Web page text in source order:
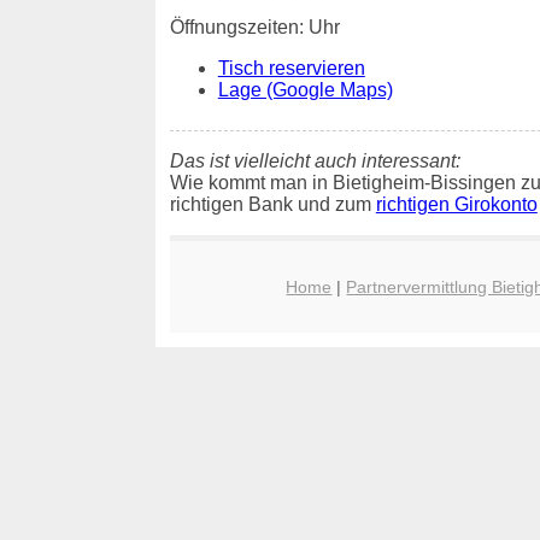
Öffnungszeiten: Uhr
Tisch reservieren
Lage (Google Maps)
Das ist vielleicht auch interessant:
Wie kommt man in Bietigheim-Bissingen
richtigen Bank und zum richtigen Girokonto
Home | Partnervermittlung